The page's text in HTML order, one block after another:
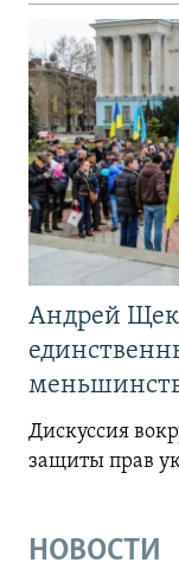
Андрей
Дискуссия
защиты прав
НОВОСТИ